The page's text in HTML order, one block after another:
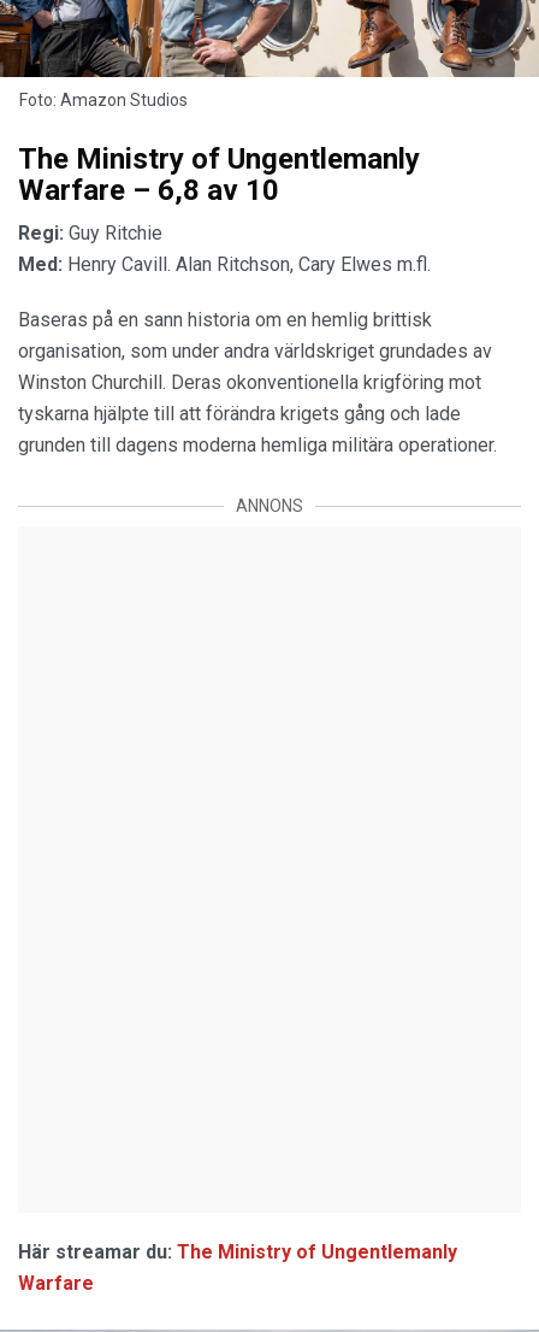
Foto: Amazon Studios
The Ministry of Ungentlemanly
Warfare – 6,8 av 10
Regi: Guy Ritchie
Med: Henry Cavill. Alan Ritchson, Cary Elwes m.fl.
Baseras på en sann historia om en hemlig brittisk
organisation, som under andra världskriget grundades av
Winston Churchill. Deras okonventionella krigföring mot
tyskarna hjälpte till att förändra krigets gång och lade
grunden till dagens moderna hemliga militära operationer.
ANNONS
Här streamar du: The Ministry of Ungentlemanly
Warfare